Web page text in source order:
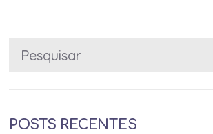
POSTS RECENTES